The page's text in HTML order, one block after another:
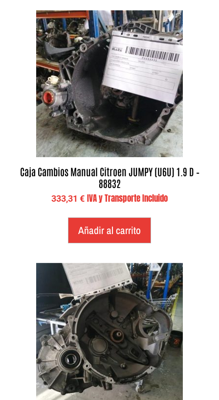
Caja Cambios Manual Citroen JUMPY (U6U) 1.9 D –
88832
333,31 € IVA y Transporte Incluido
Añadir al carrito